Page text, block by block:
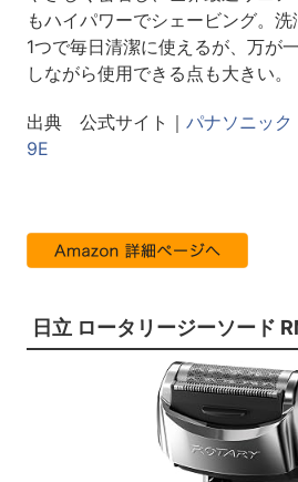
もハイパワーでシェービング。
1つで毎日清潔に使えるが、万が
しながら使用できる点も大きい。
出典 公式サイト｜ パナソニッ
9E
日立 ロータリージーソード